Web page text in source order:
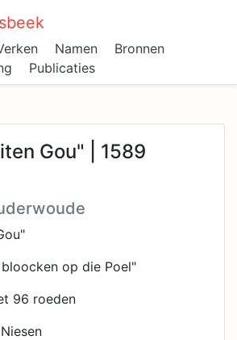
Namen
Bronnen
Publicaties
Gou" | 1589
op die Poel"
96 roeden